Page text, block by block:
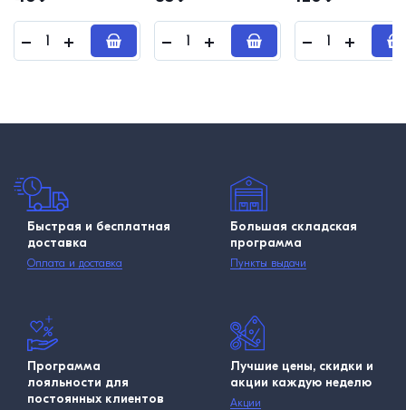
Быстрая и бесплатная
доставка
Оплата и доставка
Большая складская
программа
Пункты выдачи
Программа
лояльности для
постоянных клиентов
Лучшие цены, скидки и
акции каждую неделю
Акции